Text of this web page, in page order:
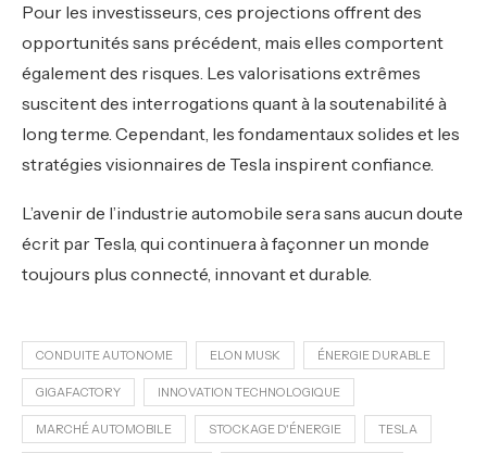
Pour les investisseurs, ces projections offrent des
opportunités sans précédent, mais elles comportent
également des risques. Les valorisations extrêmes
suscitent des interrogations quant à la soutenabilité à
long terme. Cependant, les fondamentaux solides et les
stratégies visionnaires de Tesla inspirent confiance.
L’avenir de l’industrie automobile sera sans aucun doute
écrit par Tesla, qui continuera à façonner un monde
toujours plus connecté, innovant et durable.
CONDUITE AUTONOME ELON MUSK ÉNERGIE DURABLE
GIGAFACTORY INNOVATION TECHNOLOGIQUE
MARCHÉ AUTOMOBILE STOCKAGE D'ÉNERGIE TESLA